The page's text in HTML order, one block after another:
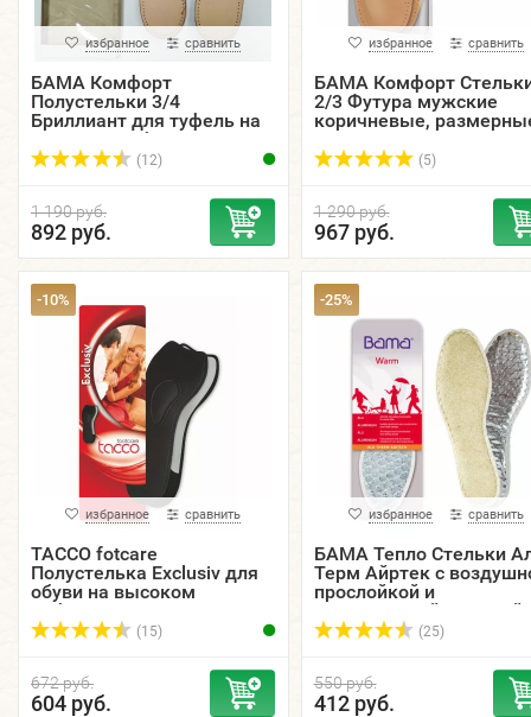
избранное сравнить
БАМА Комфорт
Полустельки 3/4
Бриллиант для туфель на
высоком каблуке.
(12)
1 190 руб.
892 руб.
избранное сравнить
БАМА Комфорт
2/3 Футура мужские
коричневые,
(5)
1 290 руб.
967 руб.
-10%
избранное сравнить
TACCO fotcare
Полустелька Exclusiv для
обуви на высоком
каблуке.
(15)
672 руб.
604 руб.
-25%
избранное сравнить
БАМА Тепло Стельки
Терм Айртек с
прослойкой и
алюминиевой защитой.
(25)
550 руб.
412 руб.